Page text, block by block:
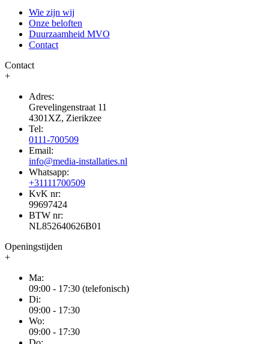
Wie zijn wij
Onze beloften
Duurzaamheid MVO
Contact
Contact
+
Adres:
Grevelingenstraat 11
4301XZ, Zierikzee
Tel:
0111-700509
Email:
info@media-installaties.nl
Whatsapp:
+31111700509
KvK nr:
99697424
BTW nr:
NL852640626B01
Openingstijden
+
Ma:
09:00 - 17:30 (telefonisch)
Di:
09:00 - 17:30
Wo:
09:00 - 17:30